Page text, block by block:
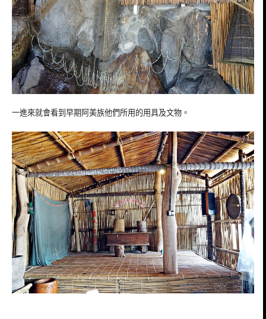
一進來就會看到早期阿美族他們所用的用具及文物。